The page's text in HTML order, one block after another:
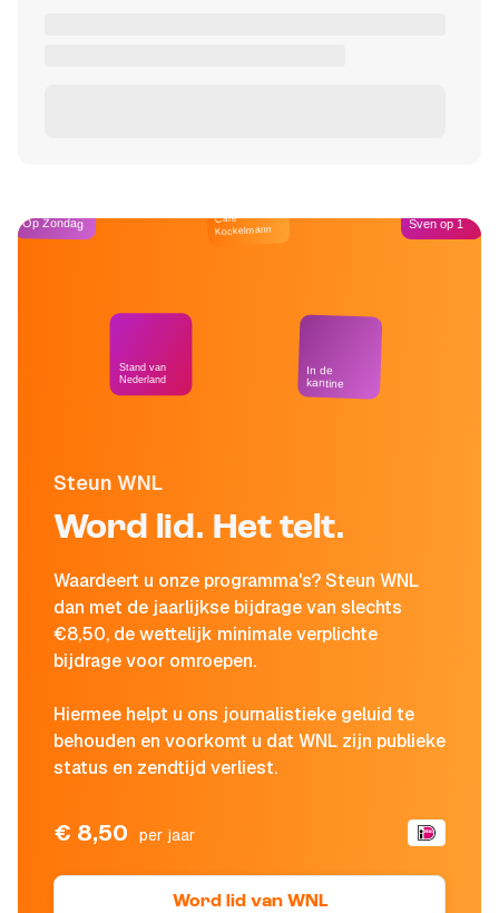
Steun WNL
Word lid. Het telt.
Waardeert u onze programma's? Steun WNL
dan met de jaarlijkse bijdrage van slechts
€8,50, de wettelijk minimale verplichte
bijdrage voor omroepen.
Hiermee helpt u ons journalistieke geluid te
behouden en voorkomt u dat WNL zijn publieke
status en zendtijd verliest.
€ 8,50 per jaar
Word lid van WNL
Op Zondag
Stand van
Nederland
Café
Kockelmann
In de
kantine
Sven op 1